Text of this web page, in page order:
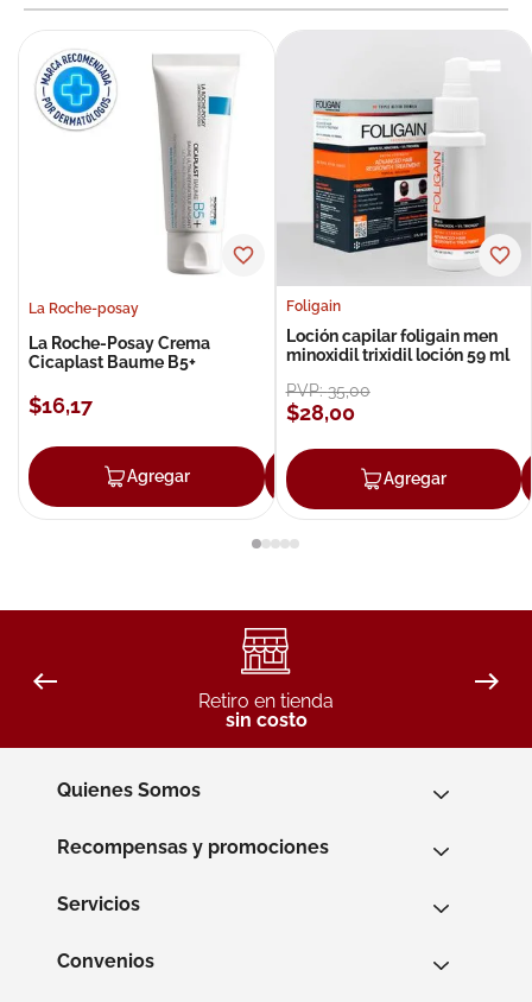
La Roche-posay
La Roche-Posay Crema
Cicaplast Baume B5+
$16,17
Agregar Agregar
Foligain
Loción capilar foligain men
minoxidil trixidil loción 59 ml
PVP:35,00
$28,00
Agregar
Retiro en tienda
sin costo
Quienes Somos
Recompensas y promociones
Servicios
Convenios